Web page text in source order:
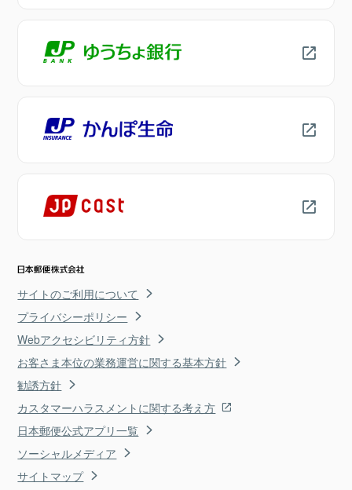
サイトのご利用について
プライバシーポリシー
Webアクセシビリティ方針
お客さま本位の業務運営に関する基本方針
勧誘方針
カスタマーハラスメントに関する考え方
日本郵便公式アプリ一覧
ソーシャルメディア
サイトマップ